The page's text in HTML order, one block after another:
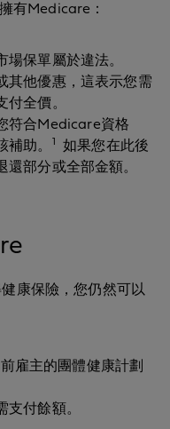
有Medicare：
保單屬於違法。
其他優惠，這表示您需
付全價。
符合Medicare資格
補助。
1
如果您在此後
部分或全部金額。
康保險，您仍然可以
雇主的團體健康計劃
支付餘額。